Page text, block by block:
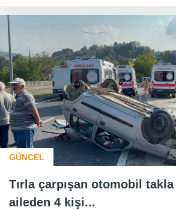
GÜNCEL
Tırla çarpışan otomobil takla
aileden 4 kişi...